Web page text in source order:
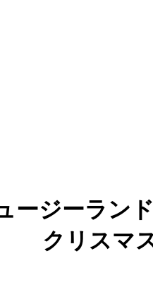
ージーラン
クリスマ